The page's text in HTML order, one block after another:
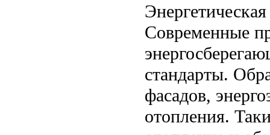
Современные
стандарты.
фасадов,
отопления.